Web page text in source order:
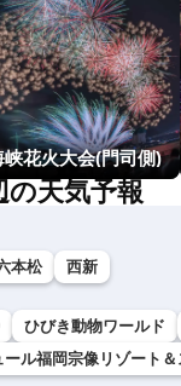
花火大会(門司側)
の天気予報
本松 西新
ひびき動物ワールド
ール福岡宗像リゾート＆